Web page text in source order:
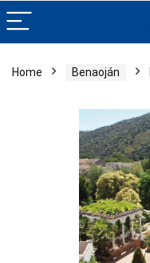
Home Benaoján